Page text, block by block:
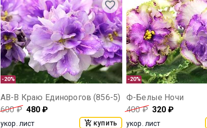
-20%
АВ-В Краю Единорогов (856-5)
600₽ 480 ₽
укор. лист купить
-20%
Ф-Белые Ночи
400₽ 320 ₽
укор. лист